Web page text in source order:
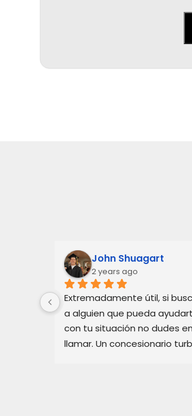
John Shuagart
2 years ago
Extremadamente útil, si
a alguien que pueda
con tu situación no dudes en
llamar. Un concesionario